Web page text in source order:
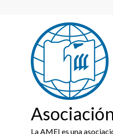
La AMEI es una